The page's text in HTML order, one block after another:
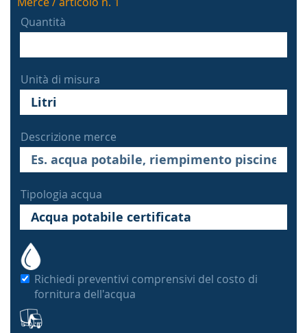
Quantità
Unità di misura
Descrizione merce
Tipologia acqua
Richiedi preventivi comprensivi del costo di
fornitura dell'acqua